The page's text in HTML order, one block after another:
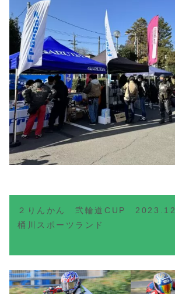
２りんかん 弐輪道CUP 2023.12
桶川スポーツランド